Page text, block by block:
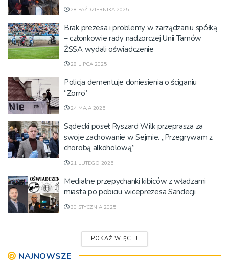
28 PAŹDZIERNIKA 2025
Brak prezesa i problemy w zarządzaniu spółką
– członkowie rady nadzorczej Unii Tarnów
ŻSSA wydali oświadczenie
28 LIPCA 2025
Policja dementuje doniesienia o ściganiu
“Zorro”
24 MAJA 2025
Sądecki poseł Ryszard Wilk przeprasza za
swoje zachowanie w Sejmie. „Przegrywam z
chorobą alkoholową”
21 LUTEGO 2025
Medialne przepychanki kibiców z władzami
miasta po pobiciu wiceprezesa Sandecji
30 STYCZNIA 2025
POKAŻ WIĘCEJ
NAJNOWSZE